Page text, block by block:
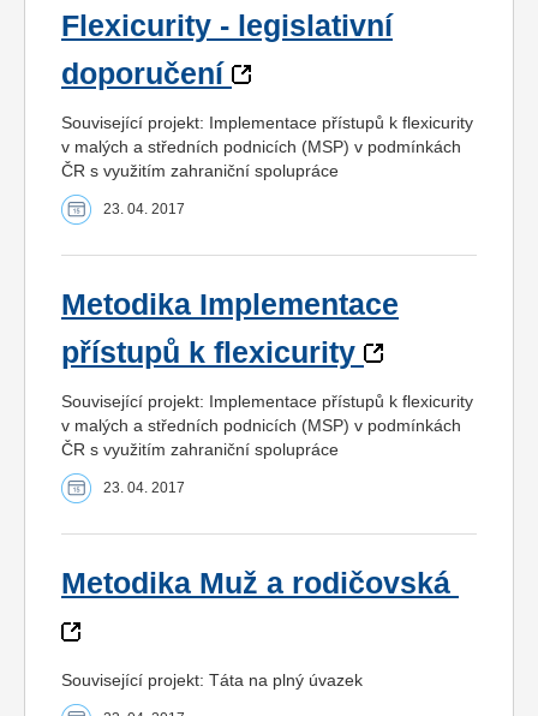
Flexicurity - legislativní
doporučení
Související projekt: Implementace přístupů k flexicurity
v malých a středních podnicích (MSP) v podmínkách
ČR s využitím zahraniční spolupráce
23. 04. 2017
Metodika Implementace
přístupů k flexicurity
Související projekt: Implementace přístupů k flexicurity
v malých a středních podnicích (MSP) v podmínkách
ČR s využitím zahraniční spolupráce
23. 04. 2017
Metodika Muž a rodičovská
Související projekt: Táta na plný úvazek